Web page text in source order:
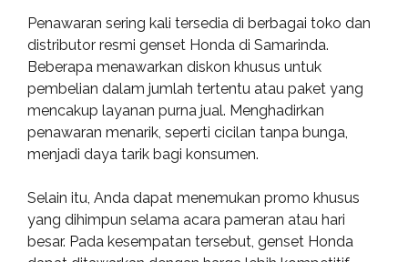
Penawaran sering kali tersedia di berbagai toko dan
distributor resmi genset Honda di Samarinda.
Beberapa menawarkan diskon khusus untuk
pembelian dalam jumlah tertentu atau paket yang
mencakup layanan purna jual. Menghadirkan
penawaran menarik, seperti cicilan tanpa bunga,
menjadi daya tarik bagi konsumen.
Selain itu, Anda dapat menemukan promo khusus
yang dihimpun selama acara pameran atau hari
besar. Pada kesempatan tersebut, genset Honda